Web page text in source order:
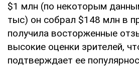
$1 млн (по некоторым
тыс) он собрал $148 млн в
получила восторженные
высокие оценки зрителей,
подтверждает ее